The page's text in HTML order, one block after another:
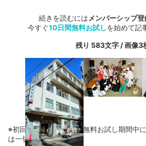
続きを読むにはメンバーシップ登
今すぐ10日間無料お試しを始めて記
残り 583文字 / 画像3
※初回登録の方に限り、無料お試し期間中
は一切かかりません。